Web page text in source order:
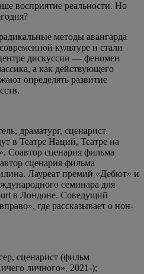
восприятие реальности. Но
методы авангарда
культуре и стали
дискуссии — феномен
а как действующего
определять развитие
драматург, сценарист.
в Театре Наций, Театре на
Соавтор сценария фильма
сценария фильма
Лауреат премий «Дебют» и
семинара для
в Лондоне. Соведущий
где рассказывает о нон-
сценарист (фильм
личного», 2021-);